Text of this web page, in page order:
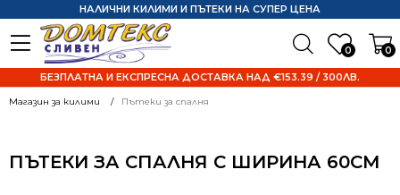
0 0
НАЛИЧНИ КИЛИМИ И ПЪТЕКИ НА СУПЕР ЦЕНА
БЕЗПЛАТНА И ЕКСПРЕСНА ДОСТАВКА НАД €153.39 / 300ЛВ.
Магазин за килими Пътеки за спалня
ПЪТЕКИ ЗА СПАЛНЯ С ШИРИНА 60СМ